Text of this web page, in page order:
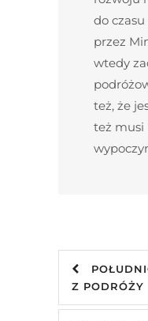
do
przez
wtedy
też, że
też musi
Z PODRÓŻY